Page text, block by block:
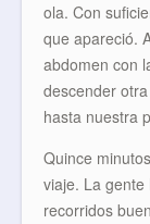
ola. Con
que apareció.
abdomen con
descender
hasta nuestra
Quince
viaje. La
recorridos